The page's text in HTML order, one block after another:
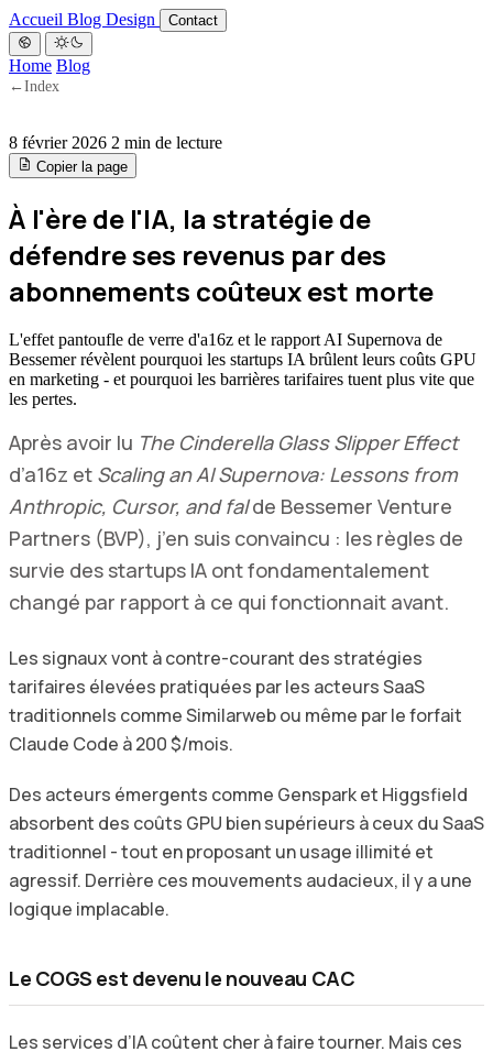
Accueil Blog Design Contact
Home Blog
← Index
8 février 2026 2 min de lecture
Copier la page
À l'ère de l'IA, la stratégie de
défendre ses revenus par des
abonnements coûteux est morte
L'effet pantoufle de verre d'a16z et le rapport AI Supernova de
Bessemer révèlent pourquoi les startups IA brûlent leurs coûts GPU
en marketing - et pourquoi les barrières tarifaires tuent plus vite que
les pertes.
Après avoir lu The Cinderella Glass Slipper Effect
d’a16z et Scaling an AI Supernova: Lessons from
Anthropic, Cursor, and falde Bessemer Venture
Partners (BVP), j’en suis convaincu : les règles de
survie des startups IA ont fondamentalement
changé par rapport à ce qui fonctionnait avant.
Les signaux vont à contre-courant des stratégies
tarifaires élevées pratiquées par les acteurs SaaS
traditionnels comme Similarweb ou même par le forfait
Claude Code à 200 $/mois.
Des acteurs émergents comme Genspark et Higgsfield
absorbent des coûts GPU bien supérieurs à ceux du SaaS
traditionnel - tout en proposant un usage illimité et
agressif. Derrière ces mouvements audacieux, il y a une
logique implacable.
Le COGS est devenu le nouveau CAC
Les services d’IA coûtent cher à faire tourner. Mais ces